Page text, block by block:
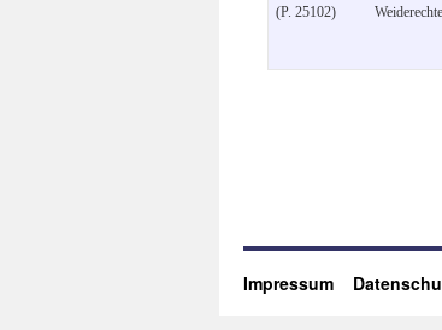
(P. 25102)
Impressum